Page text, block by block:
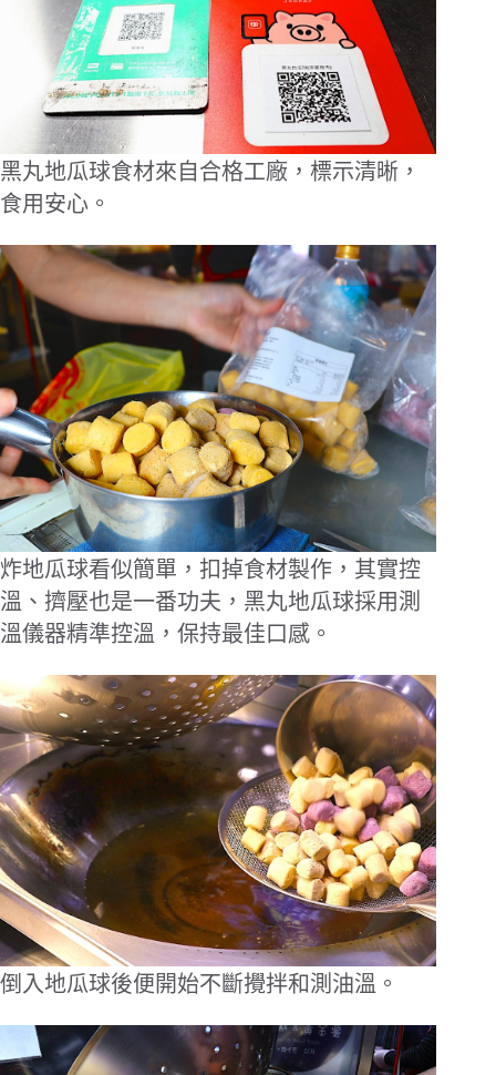
黑丸地瓜球食材來自合格工廠，標示清晰，
食用安心。
炸地瓜球看似簡單，扣掉食材製作，其實控
溫、擠壓也是一番功夫，黑丸地瓜球採用測
溫儀器精準控溫，保持最佳口感。
倒入地瓜球後便開始不斷攪拌和測油溫。